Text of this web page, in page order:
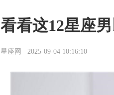
看看这12星座
星座网 2025-09-04 10:16:10